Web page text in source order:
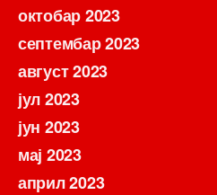
октобар 2023
септембар 2023
август 2023
јул 2023
јун 2023
мај 2023
април 2023